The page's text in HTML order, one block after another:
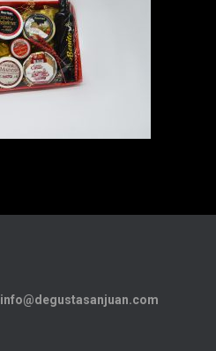
info@degustasanjuan.com